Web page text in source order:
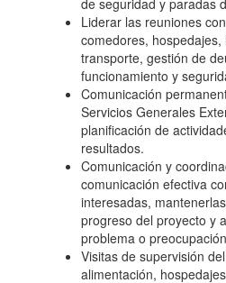
de seguridad y paradas
Liderar las reuniones
comedores, hospedajes,
transporte, gestión de
funcionamiento y
Comunicación
Servicios Generales
planificación de
resultados.
Comunicación y
comunicación efectiva
interesadas,
progreso del proyecto y
problema o
Visitas de supervisión
alimentación,